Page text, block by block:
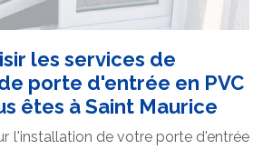
les services de
porte d'entrée en PVC
êtes à Saint Maurice
l'installation de votre porte d'entrée